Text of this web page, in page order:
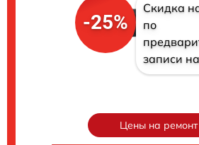
-25%
Скидка
по
записи
Цены на ремонт